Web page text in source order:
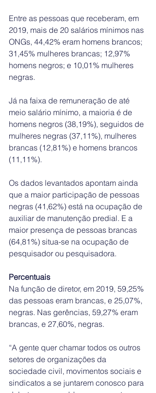
Entre as pessoas que receberam, em
2019, mais de 20 salários mínimos nas
ONGs, 44,42% eram homens brancos;
31,45% mulheres brancas; 12,97%
homens negros; e 10,01% mulheres
negras.
Já na faixa de remuneração de até
meio salário mínimo, a maioria é de
homens negros (38,19%), seguidos de
mulheres negras (37,11%), mulheres
brancas (12,81%) e homens brancos
(11,11%).
Os dados levantados apontam ainda
que a maior participação de pessoas
negras (41,62%) está na ocupação de
auxiliar de manutenção predial. E a
maior presença de pessoas brancas
(64,81%) situa-se na ocupação de
pesquisador ou pesquisadora.
Percentuais
Na função de diretor, em 2019, 59,25%
das pessoas eram brancas, e 25,07%,
negras. Nas gerências, 59,27% eram
brancas, e 27,60%, negras.
“A gente quer chamar todos os outros
setores de organizações da
sociedade civil, movimentos sociais e
sindicatos a se juntarem conosco para